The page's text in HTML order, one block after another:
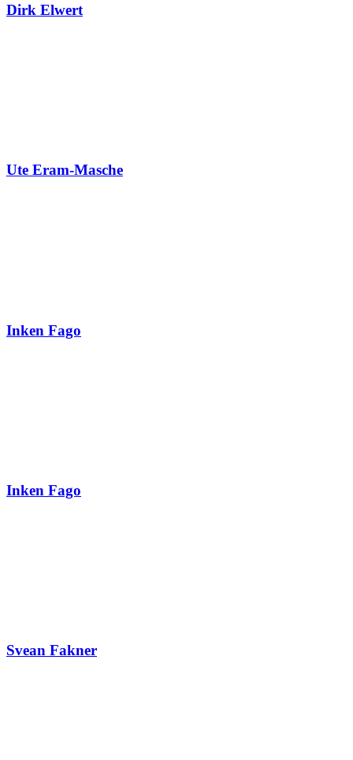
Dirk Elwert
Ute Eram-Masche
Inken Fago
Inken Fago
Svean Fakner